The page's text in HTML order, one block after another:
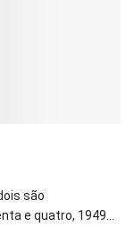
são
e quatro, 1949...